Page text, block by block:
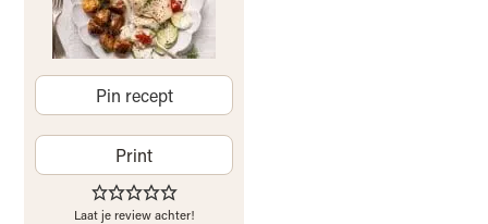
Pin recept
Print
Laat je review achter!